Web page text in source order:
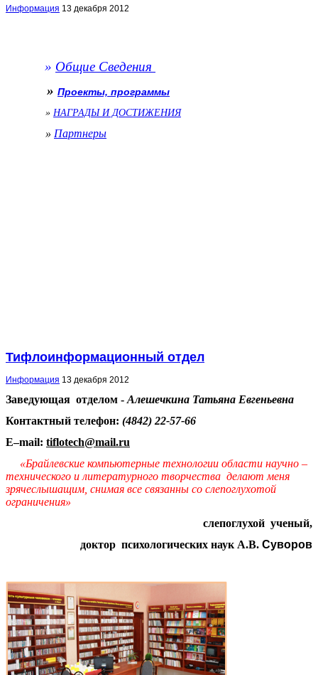
Информация 13 декабря 2012
» Общие Сведения
» Проекты, программы
» НАГРАДЫ И ДОСТИЖЕНИЯ
» Партнеры
Тифлоинформационный отдел
Информация 13 декабря 2012
Заведующая отделом -Алешечкина Татьяна Евгеньевна
Контактный телефон: (4842) 22-57-66
E–mail: tiflotech@mail.ru
«Брайлевские компьютерные технологии области научно –
технического и литературного творчества делают меня
зрячеслышащим, снимая все связанны со слепоглухотой
ограничения»
слепоглухой ученый,
доктор психологических наук А.В. Суворов